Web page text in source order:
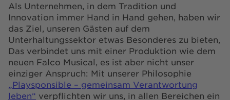
Als Unternehmen, in dem Tradition und
Innovation immer Hand in Hand gehen, haben wir
das Ziel, unseren Gästen auf dem
Unterhaltungssektor etwas Besonderes zu bieten,
Das verbindet uns mit einer Produktion wie dem
neuen Falco Musical, es ist aber nicht unser
einziger Anspruch: Mit unserer Philosophie
„Playsponsible – gemeinsam Verantwortung
leben“ verpflichten wir uns, in allen Bereichen ein